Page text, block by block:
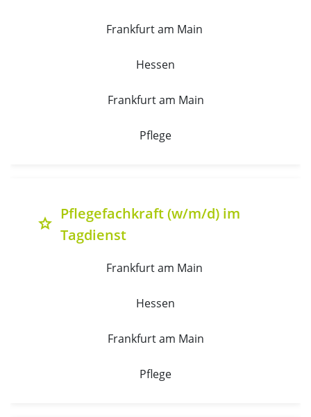
Frankfurt am Main
Hessen
Frankfurt am Main
Pflege
grade
Pflegefachkraft (w/m/d) im
Tagdienst
Frankfurt am Main
Hessen
Frankfurt am Main
Pflege